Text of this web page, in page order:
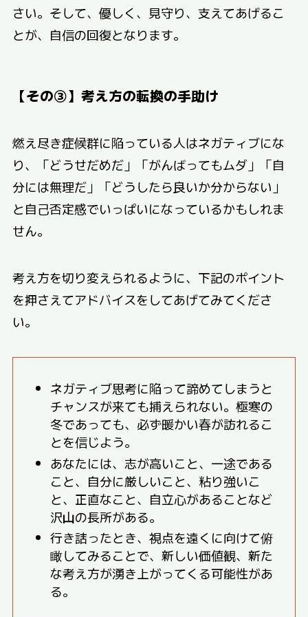
さい。そして、優しく、見守り、支えてあげるこ
とが、自信の回復となります。
【その③】考え方の転換の手助け
燃え尽き症候群に陥っている人はネガティブにな
り、「どうせだめだ」「がんばってもムダ」「自
分には無理だ」「どうしたら良いか分からない」
と自己否定感でいっぱいになっているかもしれま
せん。
考え方を切り変えられるように、下記のポイント
を押さえてアドバイスをしてあげてみてくださ
い。
ネガティブ思考に陥って諦めてしまうと
チャンスが来ても捕えられない。極寒の
冬であっても、必ず暖かい春が訪れるこ
とを信じよう。
あなたには、志が高いこと、一途である
こと、自分に厳しいこと、粘り強いこ
と、正直なこと、自立心があることなど
沢山の長所がある。
行き詰ったとき、視点を遠くに向けて俯
瞰してみることで、新しい価値観、新た
な考え方が湧き上がってくる可能性があ
る。